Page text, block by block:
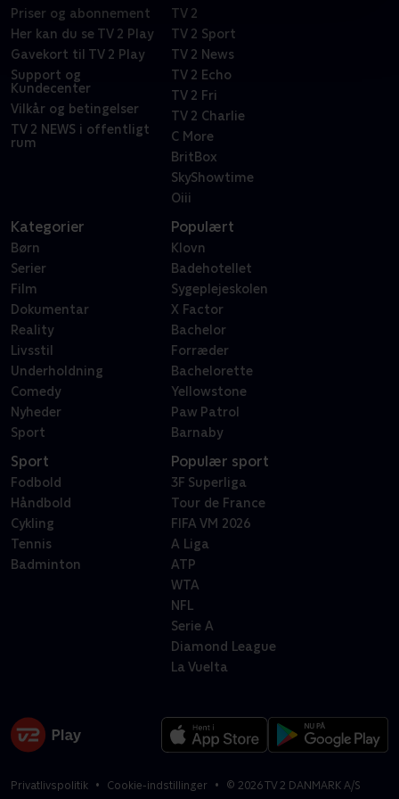
Priser og abonnement
Her kan du se TV 2 Play
Gavekort til TV 2 Play
Support og
Kundecenter
Vilkår og betingelser
TV 2 NEWS i offentligt
rum
TV 2
TV 2 Sport
TV 2 News
TV 2 Echo
TV 2 Fri
TV 2 Charlie
C More
BritBox
SkyShowtime
Oiii
Kategorier
Børn
Serier
Film
Dokumentar
Reality
Livsstil
Underholdning
Comedy
Nyheder
Sport
Populært
Klovn
Badehotellet
Sygeplejeskolen
X Factor
Bachelor
Forræder
Bachelorette
Yellowstone
Paw Patrol
Barnaby
Sport
Fodbold
Håndbold
Cykling
Tennis
Badminton
Populær sport
3F Superliga
Tour de France
FIFA VM 2026
A Liga
ATP
WTA
NFL
Serie A
Diamond League
La Vuelta
Privatlivspolitik Cookie-indstillinger © 2026TV 2 DANMARK A/S